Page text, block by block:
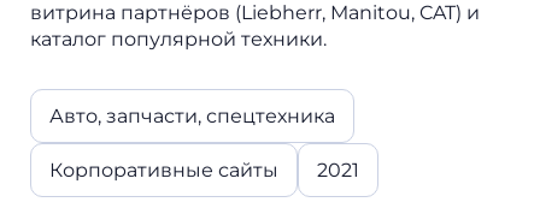
витрина партнёров (Liebherr, Manitou, CAT) и
каталог популярной техники.
Авто, запчасти, спецтехника
Корпоративные сайты 2021